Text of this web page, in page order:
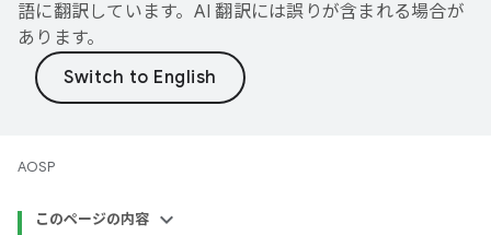
語に翻訳しています。AI 翻訳には誤りが含まれる場合が
あります。
AOSP
このページの内容